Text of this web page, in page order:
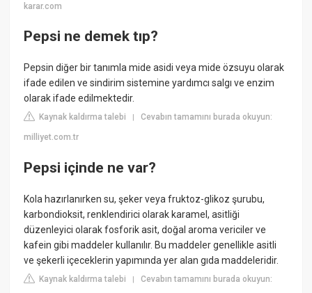
karar.com
Pepsi ne demek tıp?
Pepsin diğer bir tanımla mide asidi veya mide özsuyu olarak
ifade edilen ve sindirim sistemine yardımcı salgı ve enzim
olarak ifade edilmektedir.
Kaynak kaldırma talebi |Cevabın tamamını burada okuyun:
milliyet.com.tr
Pepsi içinde ne var?
Kola hazırlanırken su, şeker veya fruktoz-glikoz şurubu,
karbondioksit, renklendirici olarak karamel, asitliği
düzenleyici olarak fosforik asit, doğal aroma vericiler ve
kafein gibi maddeler kullanılır. Bu maddeler genellikle asitli
ve şekerli içeceklerin yapımında yer alan gıda maddeleridir.
Kaynak kaldırma talebi |Cevabın tamamını burada okuyun: